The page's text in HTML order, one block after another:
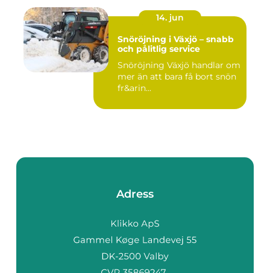
14. jun
Snöröjning i Växjö – snabb
och pålitlig service
Snöröjning Växjö handlar om
mer än att bara få bort snön
fr&arin...
Adress